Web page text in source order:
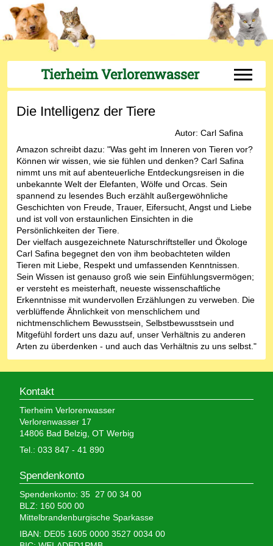
Tierheim Verlorenwasser Off-
Die Intelligenz der Tiere
Autor: Carl Safina
Amazon schreibt dazu: "Was geht im Inneren von Tieren vor?
Können wir wissen, wie sie fühlen und denken? Carl Safina
nimmt uns mit auf abenteuerliche Entdeckungsreisen in die
unbekannte Welt der Elefanten, Wölfe und Orcas. Sein
spannend zu lesendes Buch erzählt außergewöhnliche
Geschichten von Freude, Trauer, Eifersucht, Angst und Liebe
und ist voll von erstaunlichen Einsichten in die
Persönlichkeiten der Tiere.
Der vielfach ausgezeichnete Naturschriftsteller und Ökologe
Carl Safina begegnet den von ihm beobachteten wilden
Tieren mit Liebe, Respekt und umfassenden Kenntnissen.
Sein Wissen ist genauso groß wie sein Einfühlungsvermögen;
er versteht es meisterhaft, neueste wissenschaftliche
Erkenntnisse mit wundervollen Erzählungen zu verweben. Die
verblüffende Ähnlichkeit von menschlichem und
nichtmenschlichem Bewusstsein, Selbstbewusstsein und
Mitgefühl fordert uns dazu auf, unser Verhältnis zu anderen
Arten zu überdenken - und auch das Verhältnis zu uns selbst."
Kontakt
Tierheim Verlorenwasser
Verlorenwasser 17
14806 Bad Belzig, OT Werbig
Tel.: 033 847 - 41 890
Spendenkonto
Spendenkonto: 35 27 00 34 00
BLZ: 160 500 00
Mittelbrandenburgische Sparkasse
IBAN: DE05 1605 0000 3527 0034 00